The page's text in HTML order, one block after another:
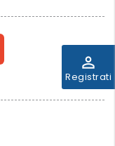
perm_identity
Registrati